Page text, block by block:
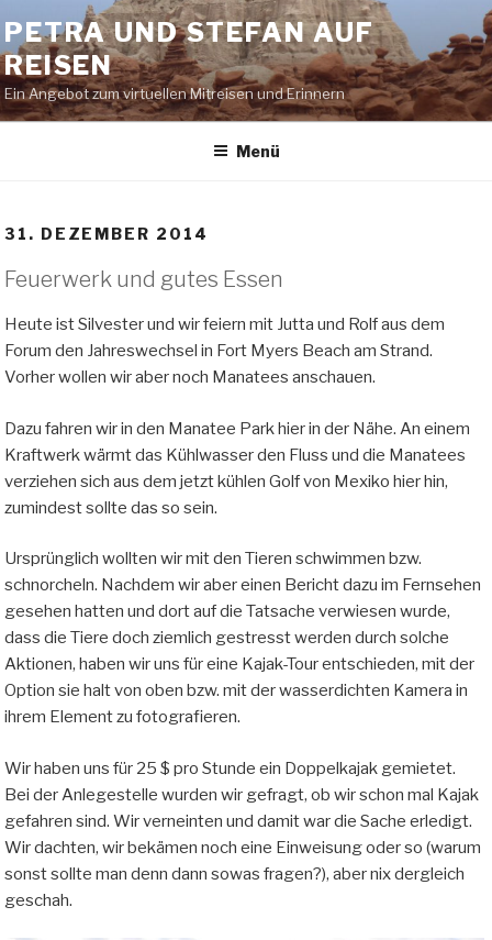
Inhalt
springen
PETRA UND STEFAN AUF
REISEN
Ein Angebot zum virtuellen Mitreisen und Erinnern
Menü
31. DEZEMBER 2014
Feuerwerk und gutes Essen
Heute ist Silvester und wir feiern mit Jutta und Rolf aus dem
Forum den Jahreswechsel in Fort Myers Beach am Strand.
Vorher wollen wir aber noch Manatees anschauen.
Dazu fahren wir in den Manatee Park hier in der Nähe. An einem
Kraftwerk wärmt das Kühlwasser den Fluss und die Manatees
verziehen sich aus dem jetzt kühlen Golf von Mexiko hier hin,
zumindest sollte das so sein.
Ursprünglich wollten wir mit den Tieren schwimmen bzw.
schnorcheln. Nachdem wir aber einen Bericht dazu im Fernsehen
gesehen hatten und dort auf die Tatsache verwiesen wurde,
dass die Tiere doch ziemlich gestresst werden durch solche
Aktionen, haben wir uns für eine Kajak-Tour entschieden, mit der
Option sie halt von oben bzw. mit der wasserdichten Kamera in
ihrem Element zu fotografieren.
Wir haben uns für 25 $ pro Stunde ein Doppelkajak gemietet.
Bei der Anlegestelle wurden wir gefragt, ob wir schon mal Kajak
gefahren sind. Wir verneinten und damit war die Sache erledigt.
Wir dachten, wir bekämen noch eine Einweisung oder so (warum
sonst sollte man denn dann sowas fragen?), aber nix dergleich
geschah.